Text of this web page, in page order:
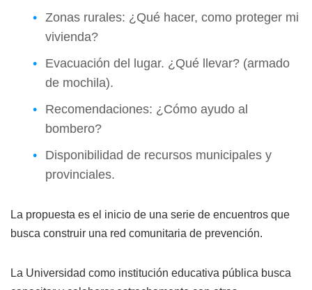
Zonas rurales: ¿Qué hacer, como proteger mi
vivienda?
Evacuación del lugar. ¿Qué llevar? (armado
de mochila).
Recomendaciones: ¿Cómo ayudo al
bombero?
Disponibilidad de recursos municipales y
provinciales.
La propuesta es el inicio de una serie de encuentros que
busca construir una red comunitaria de prevención.
La Universidad como institución educativa pública busca